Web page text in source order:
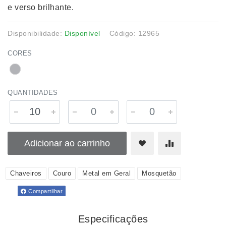
e verso brilhante.
Disponibilidade: Disponível Código: 12965
CORES
QUANTIDADES
Adicionar ao carrinho
Chaveiros Couro Metal em Geral Mosquetão
Compartilhar
Especificações